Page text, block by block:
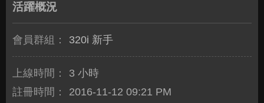
活躍概況
會員群組： 320i 新手
上線時間：
3 小時
註冊時間：
2016-11-12 09:21 PM